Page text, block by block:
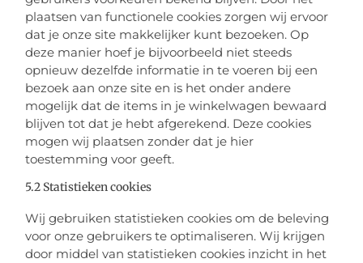
plaatsen van functionele cookies zorgen wij ervoor
dat je onze site makkelijker kunt bezoeken. Op
deze manier hoef je bijvoorbeeld niet steeds
opnieuw dezelfde informatie in te voeren bij een
bezoek aan onze site en is het onder andere
mogelijk dat de items in je winkelwagen bewaard
blijven tot dat je hebt afgerekend. Deze cookies
mogen wij plaatsen zonder dat je hier
toestemming voor geeft.
5.2 Statistieken cookies
Wij gebruiken statistieken cookies om de beleving
voor onze gebruikers te optimaliseren. Wij krijgen
door middel van statistieken cookies inzicht in het